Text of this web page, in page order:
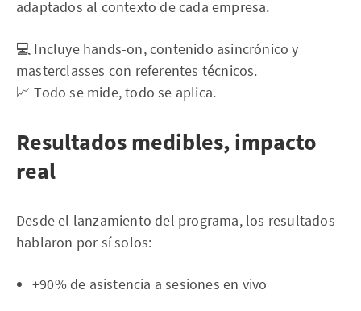
adaptados al contexto de cada empresa.
💻 Incluye hands-on, contenido asincrónico y
masterclasses con referentes técnicos.
📈 Todo se mide, todo se aplica.
Resultados medibles, impacto
real
Desde el lanzamiento del programa, los resultados
hablaron por sí solos:
+90% de asistencia a sesiones en vivo